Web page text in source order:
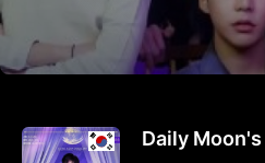
Daily Moon's